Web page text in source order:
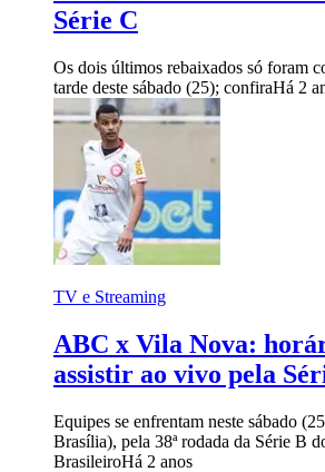
Série C
Os dois últimos rebaixados só foram
tarde deste sábado (25); confiraHá 2
TV e Streaming
ABC x Vila Nova:
assistir ao vivo pela
Equipes se enfrentam neste sábado
Brasília), pela 38ª rodada da Série B
BrasileiroHá 2 anos